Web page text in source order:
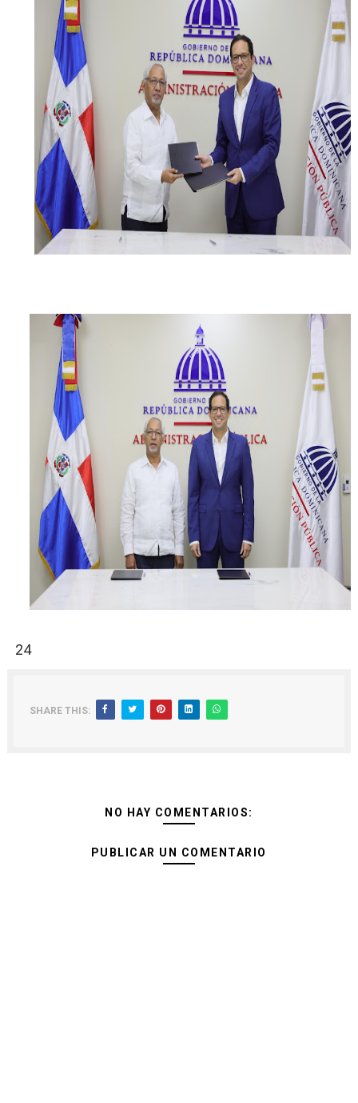
24
SHARE THIS:
NO HAY COMENTARIOS:
PUBLICAR UN COMENTARIO